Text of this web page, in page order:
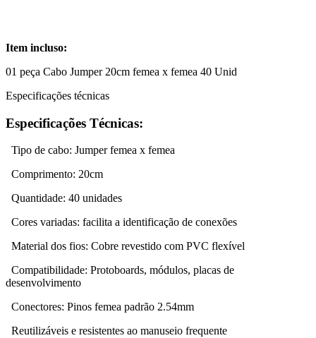
Item incluso:
01 peça Cabo Jumper 20cm femea x femea 40 Unid
Especificações técnicas
Especificações Técnicas:
Tipo de cabo: Jumper femea x femea
Comprimento: 20cm
Quantidade: 40 unidades
Cores variadas: facilita a identificação de conexões
Material dos fios: Cobre revestido com PVC flexível
Compatibilidade: Protoboards, módulos, placas de
desenvolvimento
Conectores: Pinos femea padrão 2.54mm
Reutilizáveis e resistentes ao manuseio frequente